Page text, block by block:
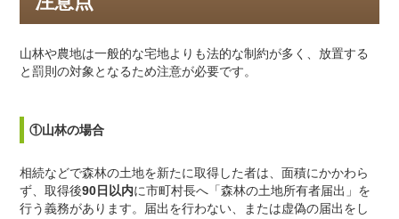
山林や農地は一般的な宅地よりも法的な制約が多く、放置する
と罰則の対象となるため注意が必要です。
①山林の場合
相続などで森林の土地を新たに取得した者は、面積にかかわら
ず、取得後90 日以内に市町村長へ「森林の土地所有者届出」を
行う義務があります。届出を行わない、または虚偽の届出をし